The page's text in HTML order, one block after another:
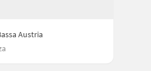
parte di ricambio:
Austria